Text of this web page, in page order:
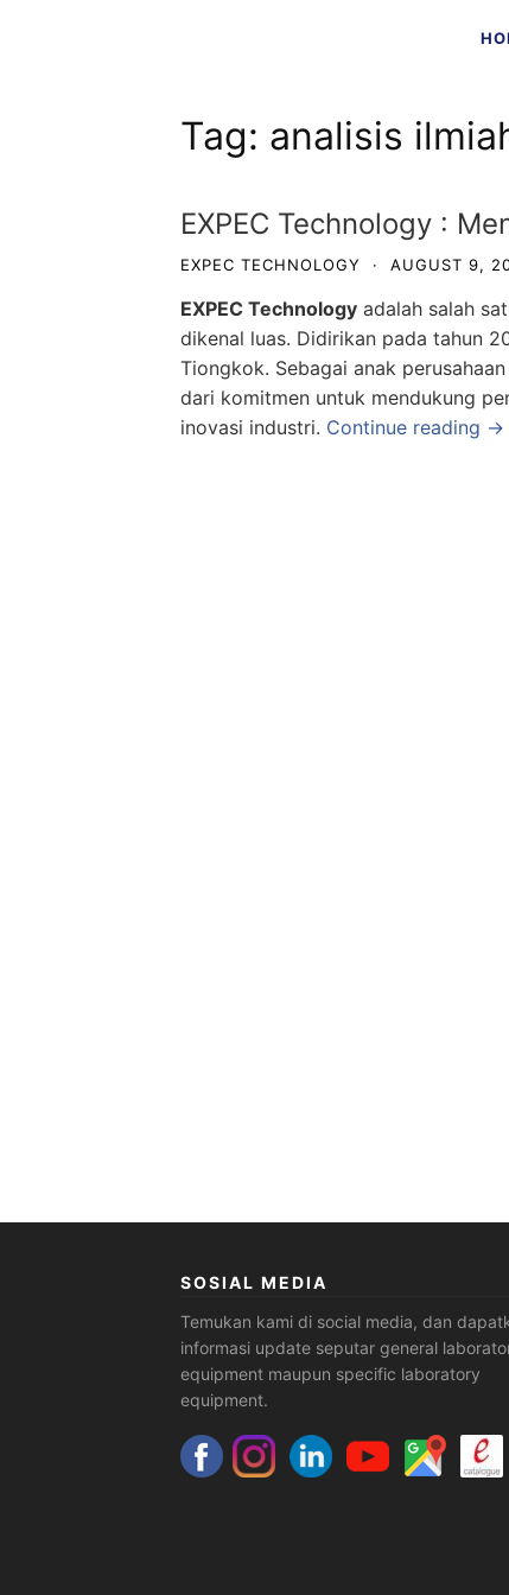
Tag: analisis
EXPEC Technology :
EXPEC TECHNOLOGY · AUGUST 9,
EXPEC Technology adalah salah
dikenal luas. Didirikan pada tahun
Tiongkok. Sebagai anak
dari komitmen untuk mendukung
inovasi industri. Continue reading →
SOSIAL MEDIA
Temukan kami di social media, dan
informasi update seputar general
equipment maupun specific laboratory
equipment.